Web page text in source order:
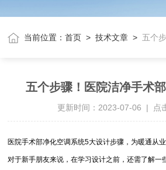
当前位置：首页 >技术文章 > 五个步
五个步骤！医院洁净手术
更新时间：2023-07-06 | 点
医院手术部净化空调系统5大设计步骤，为暖通从
对于新手朋友来说，在学习设计之前，还需了解一